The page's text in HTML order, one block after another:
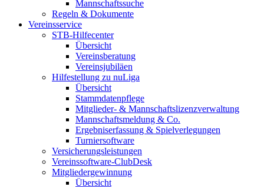
Mannschaftssuche
Regeln & Dokumente
Vereinsservice
STB-Hilfecenter
Übersicht
Vereinsberatung
Vereinsjubiläen
Hilfestellung zu nuLiga
Übersicht
Stammdatenpflege
Mitglieder- & Mannschaftslizenzverwaltung
Mannschaftsmeldung & Co.
Ergebniserfassung & Spielverlegungen
Turniersoftware
Versicherungsleistungen
Vereinssoftware-ClubDesk
Mitgliedergewinnung
Übersicht